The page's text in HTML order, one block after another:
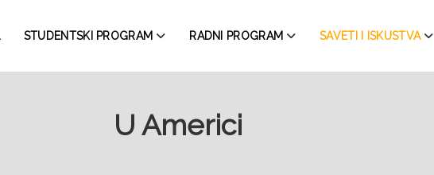
STUDENTSKI PROGRAM RADNI PROGRAM SAVETI I ISKUSTVA
U Americi